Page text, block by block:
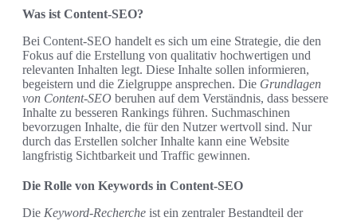
Was ist Content-SEO?
Bei Content-SEO handelt es sich um eine Strategie, die den
Fokus auf die Erstellung von qualitativ hochwertigen und
relevanten Inhalten legt. Diese Inhalte sollen informieren,
begeistern und die Zielgruppe ansprechen. Die Grundlagen
von Content-SEO beruhen auf dem Verständnis, dass bessere
Inhalte zu besseren Rankings führen. Suchmaschinen
bevorzugen Inhalte, die für den Nutzer wertvoll sind. Nur
durch das Erstellen solcher Inhalte kann eine Website
langfristig Sichtbarkeit und Traffic gewinnen.
Die Rolle von Keywords in Content-SEO
Die Keyword-Recherche ist ein zentraler Bestandteil der